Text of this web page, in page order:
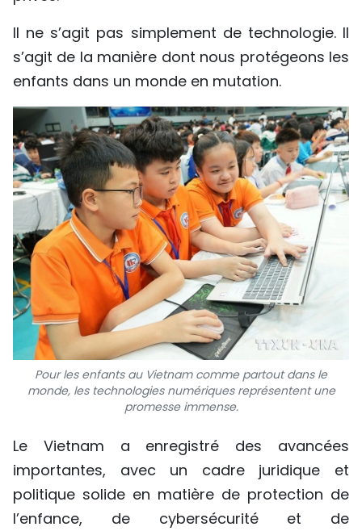
Il ne s’agit pas simplement de technologie. Il
s’agit de la manière dont nous protégeons les
enfants dans un monde en mutation.
Pour les enfants au Vietnam comme partout dans le
monde, les technologies numériques représentent une
promesse immense.
Le Vietnam a enregistré des avancées
importantes, avec un cadre juridique et
politique solide en matière de protection de
l’enfance, de cybersécurité et de